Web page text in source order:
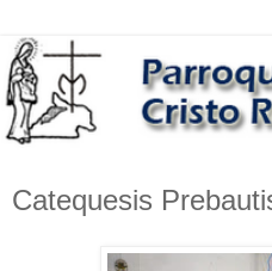
Catequesis